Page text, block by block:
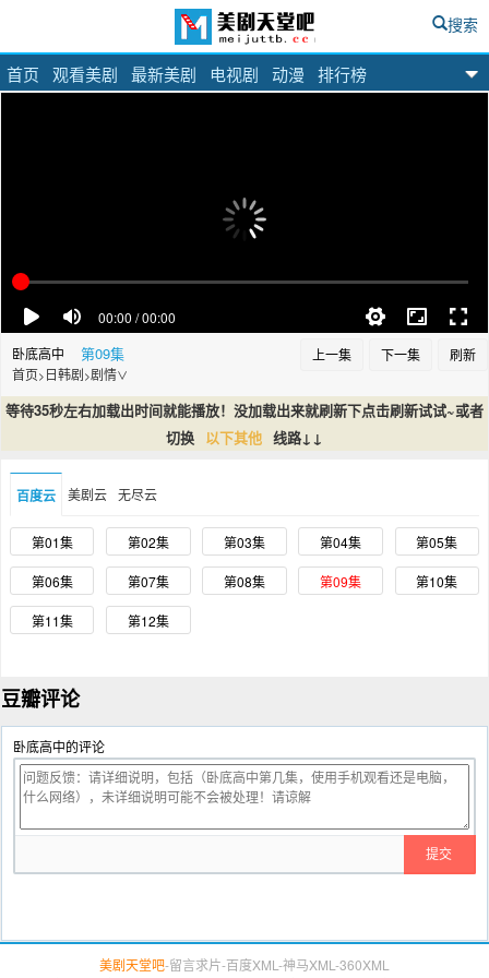
美剧天堂吧
首页 观看美剧 最新美剧 电视剧 动漫 排行榜
搜索
上一集 下一集 刷新
卧底高中 第09集
首页> 日韩剧>剧情∨
等待35秒左右加载出时间就能播放！没加载出来就刷新下点击刷新试试~或者
切换 以下其他 线路↓↓
百度云 美剧云 无尽云
第01集 第02集 第03集 第04集 第05集
第06集 第07集 第08集 第09集 第10集
第11集 第12集
豆瓣评论
卧底高中的评论
美剧天堂吧-留言求片-百度XML -神马XML -360XML